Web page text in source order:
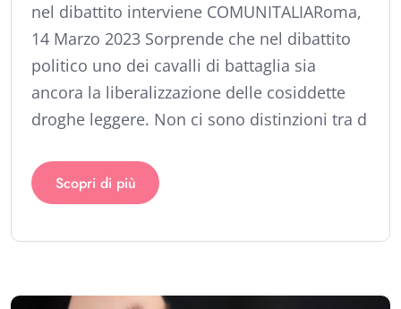
nel dibattito interviene COMUNITALIARoma,
14 Marzo 2023 Sorprende che nel dibattito
politico uno dei cavalli di battaglia sia
ancora la liberalizzazione delle cosiddette
droghe leggere. Non ci sono distinzioni tra d
Scopri di più